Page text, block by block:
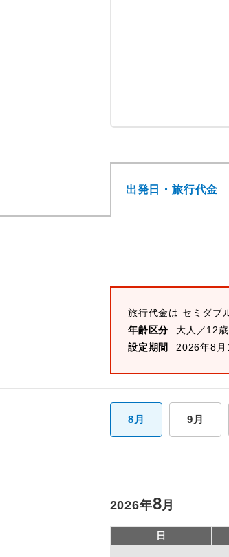
出発日・旅行代金
旅行代金は セミダブ
年齢区分
大人／12
設定期間
2026年8
8月 9月
2026年8月
日